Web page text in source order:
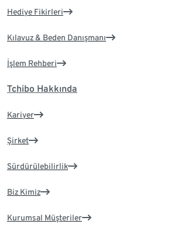
Hediye Fikirleri
Kılavuz & Beden Danışmanı
İşlem Rehberi
Tchibo Hakkında
Kariyer
Şirket
Sürdürülebilirlik
Biz Kimiz
Kurumsal Müşteriler